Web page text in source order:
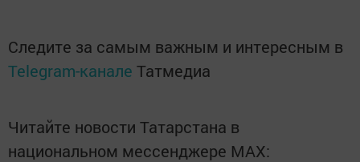
Следите за самым важным и интересным в
Telegram-канале Татмедиа
Читайте новости Татарстана в
национальном мессенджере MАХ: